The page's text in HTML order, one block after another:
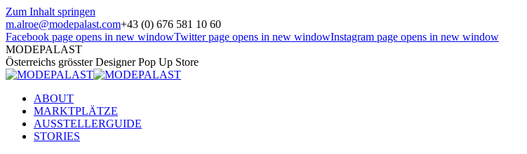
Zum Inhalt springen
m.alroe@modepalast.com+43 (0) 676 581 10 60
Facebook page opens in new windowTwitter page opens in new windowInstagram page opens in new window
MODEPALAST
Österreichs grösster Designer Pop Up Store
ABOUT
MARKTPLÄTZE
AUSSTELLERGUIDE
STORIES